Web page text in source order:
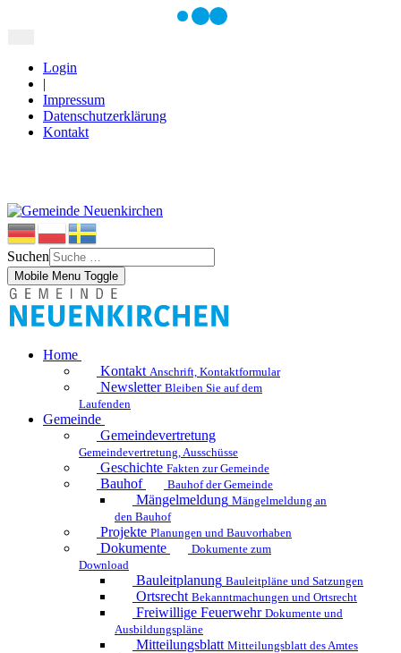
Login
|
Impressum
Datenschutzerklärung
Kontakt
Suchen
Mobile Menu Toggle
Home
Kontakt Anschrift, Kontaktformular
Newsletter Bleiben Sie auf dem
Laufenden
Gemeinde
Gemeindevertretung
Gemeindevertretung, Ausschüsse
Geschichte Fakten zur Gemeinde
Bauhof Bauhof der Gemeinde
Mängelmeldung Mängelmeldung an
den Bauhof
Projekte Planungen und Bauvorhaben
Dokumente
Dokumente zum
Download
Bauleitplanung Bauleitpläne und Satzungen
Ortsrecht Bekanntmachungen und Ortsrecht
Freiwillige Feuerwehr Dokumente und
Ausbildungspläne
Mitteilungsblatt Mitteilungsblatt des Amtes